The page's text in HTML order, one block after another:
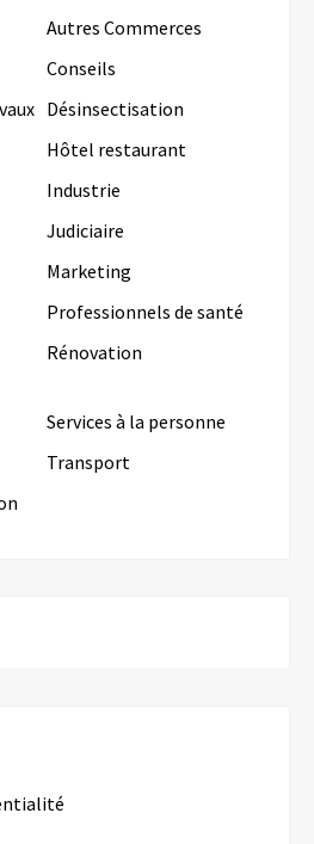
Autres Commerces
Conseils
Désinsectisation
Hôtel restaurant
Industrie
Judiciaire
Marketing
Professionnels de santé
Rénovation
Services à la personne
Transport